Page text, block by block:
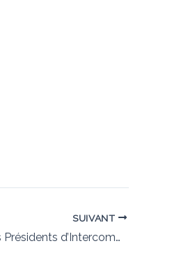
SUIVANT
AD89 – Association des Maires et des Présidents d’Intercommunalités de l’Yonne